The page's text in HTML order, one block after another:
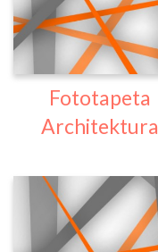
Fototapeta
Architektura